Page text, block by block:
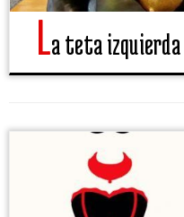
La teta izquierda